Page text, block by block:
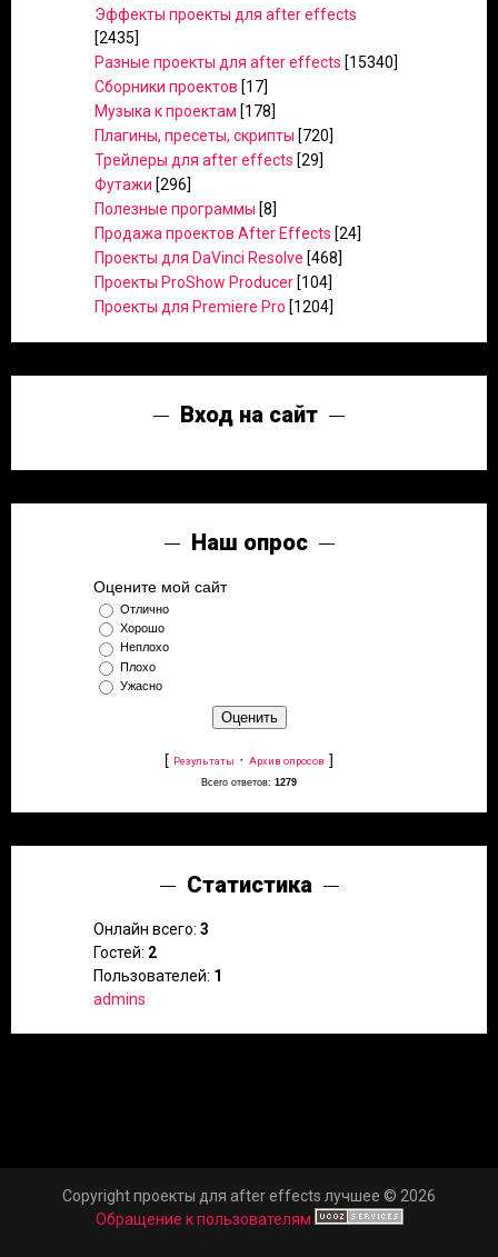
Эффекты проекты для after effects
[2435]
Разные проекты для after effects [15340]
Сборники проектов [17]
Музыка к проектам [178]
Плагины, пресеты, скрипты [720]
Трейлеры для after effects [29]
Футажи [296]
Полезные программы [8]
Продажа проектов After Effects [24]
Проекты для DaVinci Resolve [468]
Проекты ProShow Producer [104]
Проекты для Premiere Pro [1204]
Вход на сайт
Наш опрос
Оцените мой сайт
Отлично
Хорошо
Неплохо
Плохо
Ужасно
[ Результаты · Архив опросов ]
Всего ответов: 1279
Статистика
Онлайн всего: 3
Гостей: 2
Пользователей: 1
admins
Copyright проекты для after effects лучшее © 2026
Обращение к пользователям